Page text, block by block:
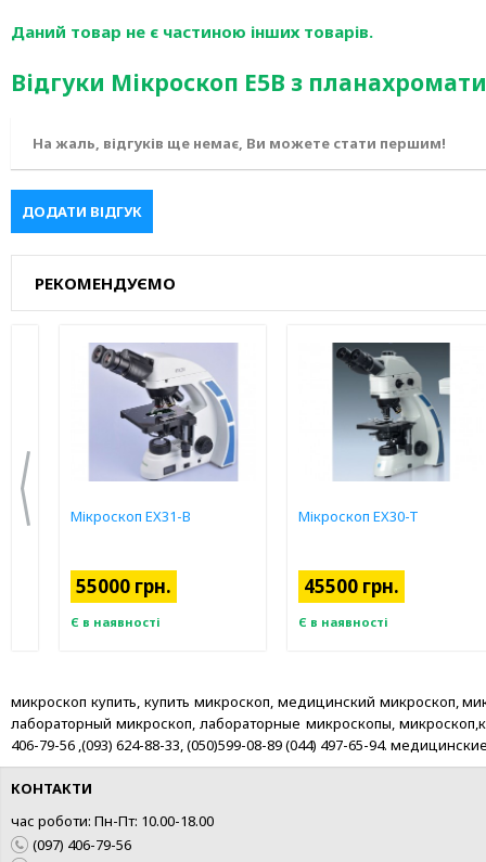
Даний товар не є частиною інших товарів.
Відгуки Мікроскоп E5B з
На жаль, відгуків ще немає, Ви можете стати першим!
ДОДАТИ ВІДГУК
РЕКОМЕНДУЄМО
Мікроскоп EX31-B
55000 грн.
Є в наявності
Мікроскоп EX30-T
45500 грн.
Є в наявності
микроскоп купить, купить микроскоп, медицинский микроскоп,
лабораторный микроскоп, лабораторные микроскопы,
406-79-56 ,(093) 624-88-33, (050)599-08-89 (044) 497-65-94.
КОНТАКТИ
час роботи: Пн-Пт: 10.00-18.00
(097) 406-79-56